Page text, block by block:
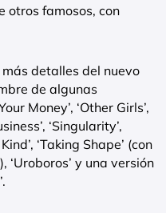
otros famosos, con
detalles del nuevo
de algunas
Money’, ‘Other Girls’,
‘Singularity’,
‘Taking Shape’ (con
y una versión